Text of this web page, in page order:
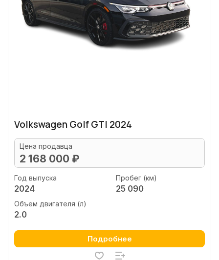
Volkswagen Golf GTI 2024
Цена продавца
2 168 000 ₽
Год выпуска
2024
Пробег (км)
25 090
Объем двигателя (л)
2.0
Подробнее